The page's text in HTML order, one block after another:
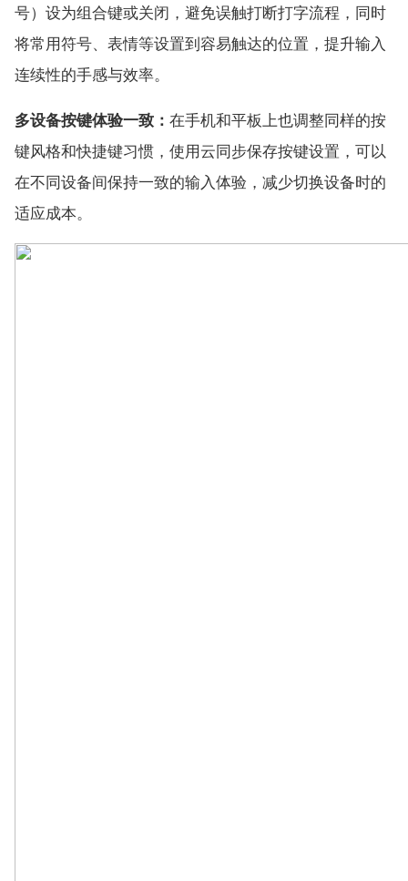
号）设为组合键或关闭，避免误触打断打字流程，同时
将常用符号、表情等设置到容易触达的位置，提升输入
连续性的手感与效率。
多设备按键体验一致： 在手机和平板上也调整同样的按
键风格和快捷键习惯，使用云同步保存按键设置，可以
在不同设备间保持一致的输入体验，减少切换设备时的
适应成本。